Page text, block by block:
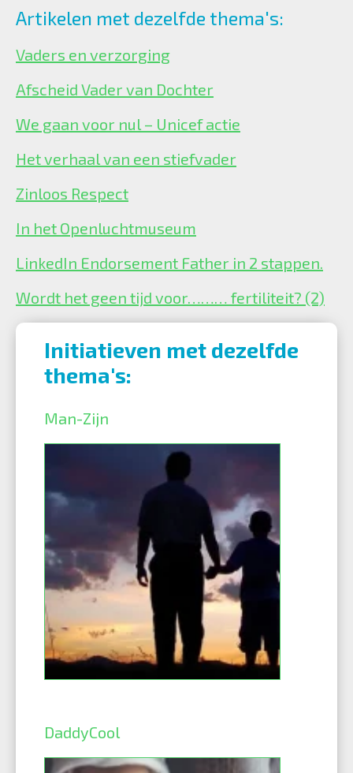
Artikelen met dezelfde thema's:
Vaders en verzorging
Afscheid Vader van Dochter
We gaan voor nul – Unicef actie
Het verhaal van een stiefvader
Zinloos Respect
In het Openluchtmuseum
LinkedIn Endorsement Father in 2 stappen.
Wordt het geen tijd voor……… fertiliteit? (2)
Initiatieven met dezelfde
thema's:
Man-Zijn
DaddyCool